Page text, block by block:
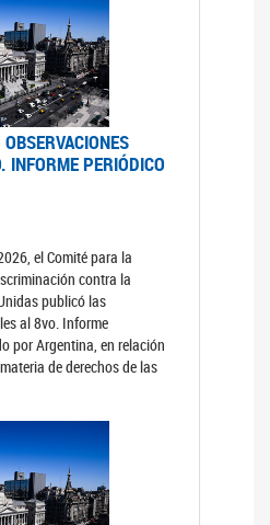
INFORME PERIÓDICO
el Comité para la
contra la
publicó las
al 8vo. Informe
por Argentina, en relación
de derechos de las